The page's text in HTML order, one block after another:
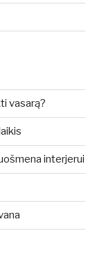
vasarą?
interjerui